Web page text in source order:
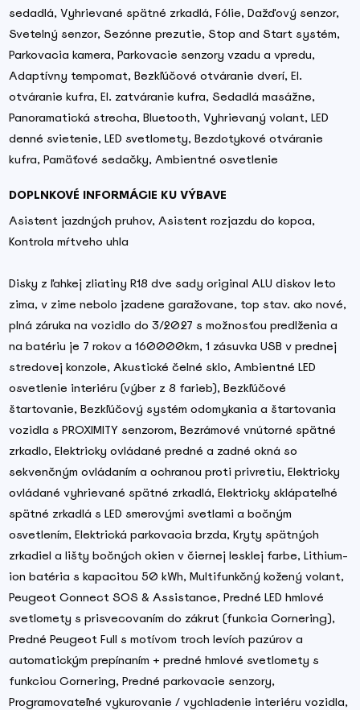
sedadlá, Vyhrievané spätné zrkadlá, Fólie, Dažďový senzor,
Svetelný senzor, Sezónne prezutie, Stop and Start systém,
Parkovacia kamera, Parkovacie senzory vzadu a vpredu,
Adaptívny tempomat, Bezkľúčové otváranie dverí, El.
otváranie kufra, El. zatváranie kufra, Sedadlá masážne,
Panoramatická strecha, Bluetooth, Vyhrievaný volant, LED
denné svietenie, LED svetlomety, Bezdotykové otváranie
kufra, Pamäťové sedačky, Ambientné osvetlenie
DOPLNKOVÉ INFORMÁCIE KU VÝBAVE
Asistent jazdných pruhov, Asistent rozjazdu do kopca,
Kontrola mŕtveho uhla
Disky z ľahkej zliatiny R18 dve sady original ALU diskov leto
zima, v zime nebolo jzadene garažovane, top stav. ako nové,
plná záruka na vozidlo do 3/2027 s možnosťou predlženia a
na batériu je 7 rokov a 160000km, 1 zásuvka USB v prednej
stredovej konzole, Akustické čelné sklo, Ambientné LED
osvetlenie interiéru (výber z 8 farieb), Bezkľúčové
štartovanie, Bezkľúčový systém odomykania a štartovania
vozidla s PROXIMITY senzorom, Bezrámové vnútorné spätné
zrkadlo, Elektricky ovládané predné a zadné okná so
sekvenčným ovládaním a ochranou proti privretiu, Elektricky
ovládané vyhrievané spätné zrkadlá, Elektricky sklápateľné
spätné zrkadlá s LED smerovými svetlami a bočným
osvetlením, Elektrická parkovacia brzda, Kryty spätných
zrkadiel a lišty bočných okien v čiernej lesklej farbe, Lithium-
ion batéria s kapacitou 50 kWh, Multifunkčný kožený volant,
Peugeot Connect SOS & Assistance, Predné LED hmlové
svetlomety s prisvecovaním do zákrut (funkcia Cornering),
Predné Peugeot Full s motívom troch levích pazúrov a
automatickým prepínaním + predné hmlové svetlomety s
funkciou Cornering, Predné parkovacie senzory,
Programovateľné vykurovanie / vychladenie interiéru vozidla,